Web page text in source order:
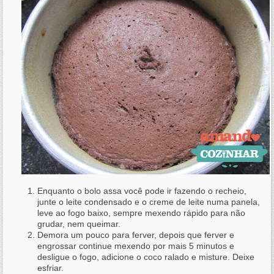
Enquanto o bolo assa você pode ir fazendo o recheio,
junte o leite condensado e o creme de leite numa panela,
leve ao fogo baixo, sempre mexendo rápido para não
grudar, nem queimar.
Demora um pouco para ferver, depois que ferver e
engrossar continue mexendo por mais 5 minutos e
desligue o fogo, adicione o coco ralado e misture. Deixe
esfriar.